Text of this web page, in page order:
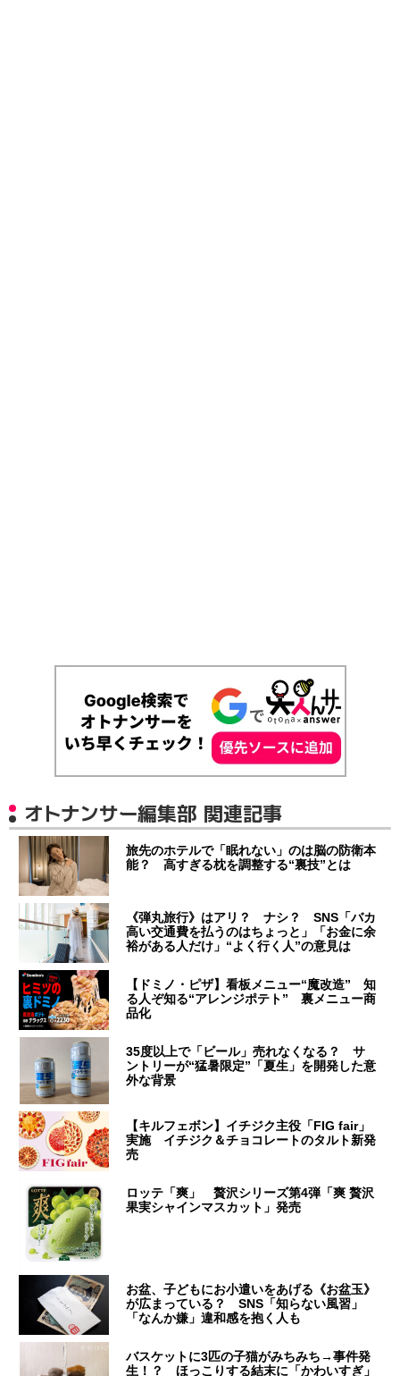
オトナンサー編集部 関連記事
旅先のホテルで「眠れない」のは脳の防衛本
能？ 高すぎる枕を調整する“裏技”とは
《弾丸旅行》はアリ？ ナシ？ SNS「バカ
高い交通費を払うのはちょっと」「お金に余
裕がある人だけ」“よく行く人”の意見は
【ドミノ・ピザ】看板メニュー“魔改造” 知
る人ぞ知る“アレンジポテト” 裏メニュー商
品化
35度以上で「ビール」売れなくなる？ サ
ントリーが“猛暑限定”「夏生」を開発した意
外な背景
【キルフェボン】イチジク主役「FIG fair」
実施 イチジク＆チョコレートのタルト新発
売
ロッテ「爽」 贅沢シリーズ第4弾「爽 贅沢
果実シャインマスカット」発売
お盆、子どもにお小遣いをあげる《お盆玉》
が広まっている？ SNS「知らない風習」
「なんか嫌」違和感を抱く人も
バスケットに3匹の子猫がみちみち→事件発
生！？ ほっこりする結末に「かわいすぎ」